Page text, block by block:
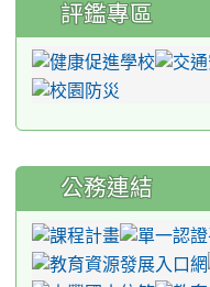
評鑑專區
公務連結